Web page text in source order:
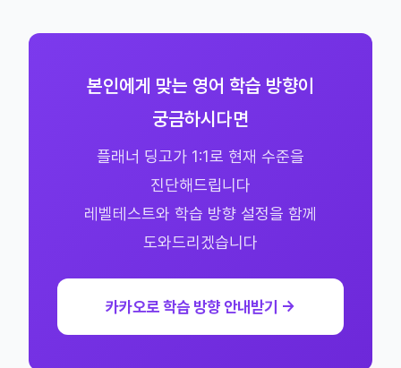
본인에게 맞는 영어 학습 방향이
궁금하시다면
플래너 딩고가 1:1로 현재 수준을
진단해드립니다
레벨테스트와 학습 방향 설정을 함께
도와드리겠습니다
카카오로 학습 방향 안내받기 →